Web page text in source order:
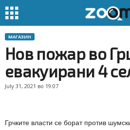
МАГАЗИН
Нов пожар во
евакуирани 4
July 31, 2021 во 19:07
Грчките власти се борат против